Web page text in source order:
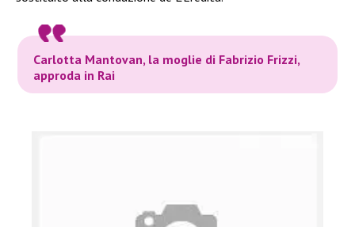
Carlotta Mantovan, la moglie di Fabrizio Frizzi,
approda in Rai